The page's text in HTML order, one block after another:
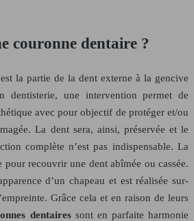
couronne dentaire ?
la partie de la dent externe à la gencive
dentisterie, une intervention permet de
avec pour objectif de protéger et/ou
La dent sera, ainsi, préservée et le
complète n’est pas indispensable. La
pour recouvrir une dent abîmée ou cassée.
d’un chapeau et est réalisée sur-
Grâce cela et en raison de leurs
dentairessont en parfaite harmonie